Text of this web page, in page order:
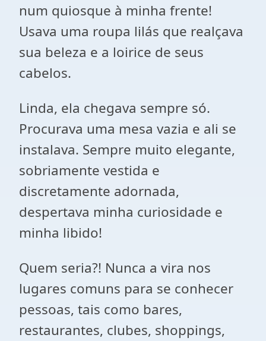
num quiosque à minha frente!
Usava uma roupa lilás que realçava
sua beleza e a loirice de seus
cabelos.
Linda, ela chegava sempre só.
Procurava uma mesa vazia e ali se
instalava. Sempre muito elegante,
sobriamente vestida e
discretamente adornada,
despertava minha curiosidade e
minha libido!
Quem seria?! Nunca a vira nos
lugares comuns para se conhecer
pessoas, tais como bares,
restaurantes, clubes, shoppings,